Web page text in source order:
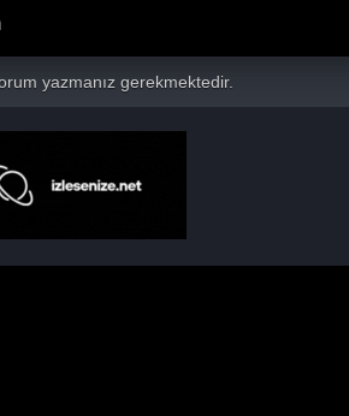
yazmanız gerekmektedir.